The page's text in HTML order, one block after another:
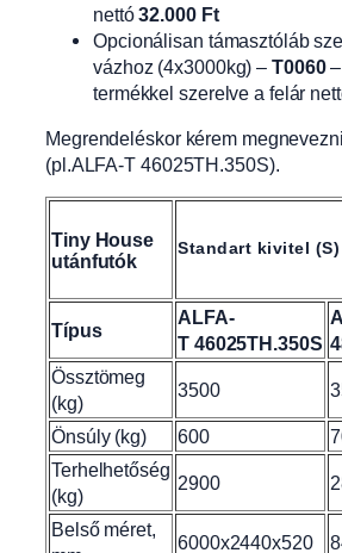
nettó32.000 Ft
Opcionálisan támasztóláb
vázhoz (4x3000kg) – T0060–
termékkel szerelve a felár
Megrendeléskor kérem
(pl.ALFA-T 46025TH.350S).
Tiny House
utánfutók
Standart kivitel (S)
Típus
ALFA-
T 46025TH.350S
Össztömeg
(kg)
3500
Önsúly (kg) 600
Terhelhetőség
(kg)
2900
Belső méret,
6000x2440x520